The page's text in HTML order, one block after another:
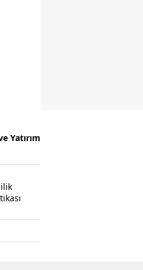
Yatırım